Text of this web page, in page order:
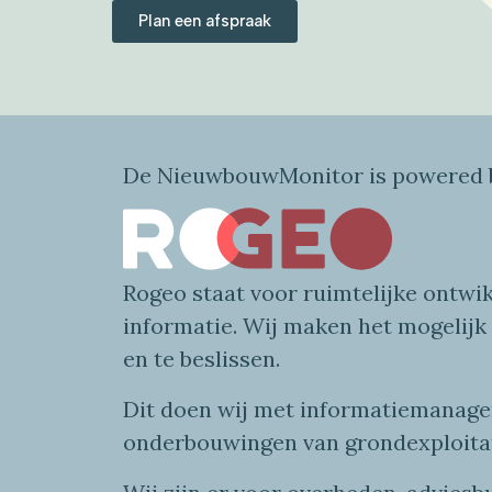
Plan een afspraak
De NieuwbouwMonitor is powered
Rogeo staat voor ruimtelijke
informatie. Wij maken het
en te beslissen.
Dit doen wij met informatie
onderbouwingen van